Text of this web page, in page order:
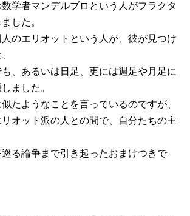
学者マンデルブロという人がフラクタ
した。
のエリオットという人が、彼が見つけ
、あるいは日足、更には週足や月足に
ました。
たようなことを言っているのですが、
オット派の人との間で、自分たちの主
る論争まで引き起ったおまけつきで